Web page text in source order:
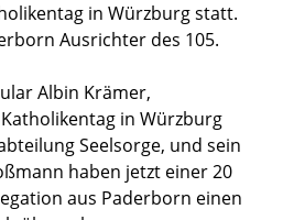
in Würzburg statt.
Ausrichter des 105.
Albin Krämer,
in Würzburg
Seelsorge, und sein
haben jetzt einer 20
aus Paderborn einen